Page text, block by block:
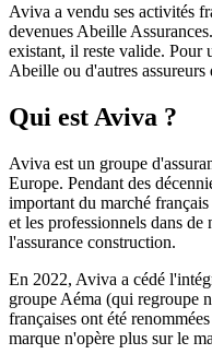
Aviva a vendu ses activités
devenues Abeille
existant, il reste valide. Pour
Abeille ou d'autres
Qui est Aviva ?
Aviva est un groupe
Europe. Pendant des
important du marché
et les professionnels dans
l'assurance construction.
En 2022, Aviva a cédé
groupe Aéma (qui regroupe
françaises ont été renommées
marque n'opère plus sur le